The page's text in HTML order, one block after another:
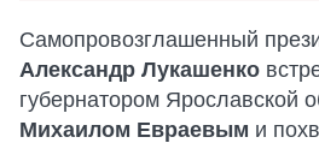
Самопровозглашенный
Александр Лукашенко
губернатором Ярославской
Михаилом Евраевым и